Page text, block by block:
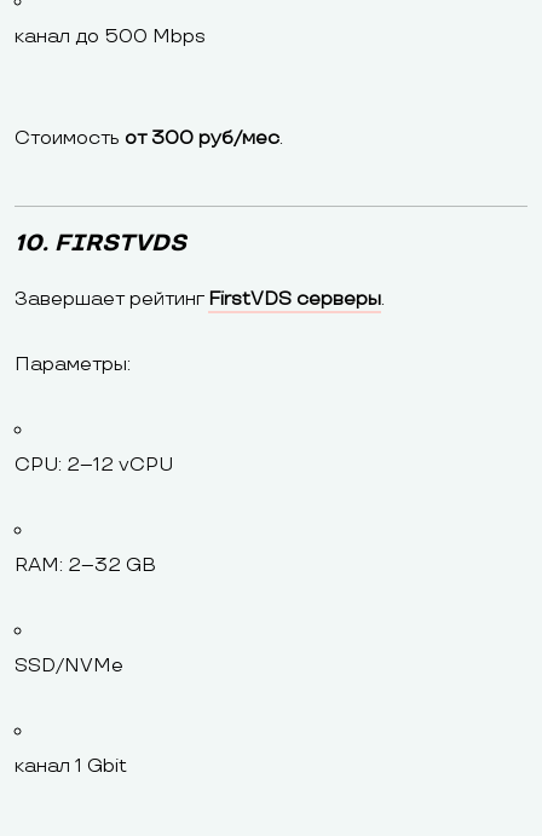
канал до 500 Mbps
Стоимость от 300 руб/мес.
10. FIRSTVDS
Завершает рейтинг FirstVDS серверы.
Параметры:
CPU: 2–12 vCPU
RAM: 2–32 GB
SSD/NVMe
канал 1 Gbit